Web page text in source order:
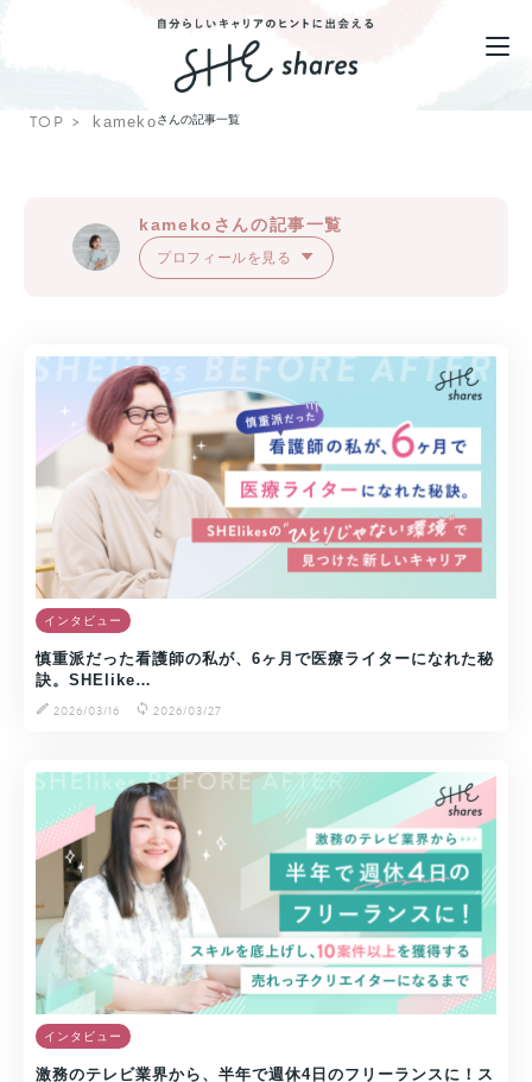
TOP kamekoさんの記事一覧
kamekoさんの記事一覧
プロフィールを見る
インタビュー
慎重派だった看護師の私が、6ヶ月で医療ライターになれた秘
訣。SHElike…
2026/03/16
2026/03/27
インタビュー
激務のテレビ業界から、半年で週休4日のフリーランスに！ス